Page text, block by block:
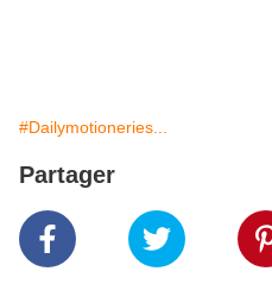
#Dailymotioneries...
Partager